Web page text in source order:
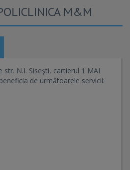
M&M
str. N.I. Siseşti, cartierul 1 MAI
de următoarele servicii: